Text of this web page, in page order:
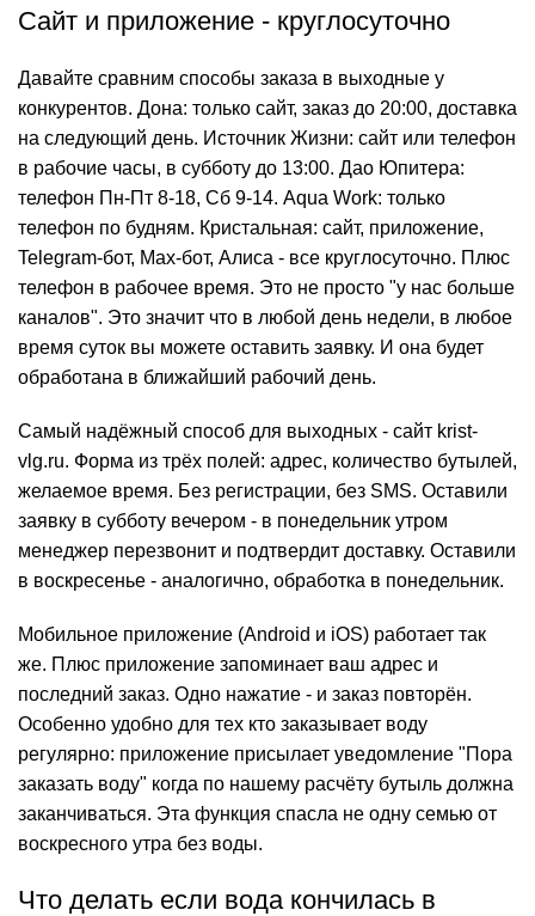
Сайт и приложение - круглосуточно
Давайте сравним способы заказа в выходные у
конкурентов. Дона: только сайт, заказ до 20:00, доставка
на следующий день. Источник Жизни: сайт или телефон
в рабочие часы, в субботу до 13:00. Дао Юпитера:
телефон Пн-Пт 8-18, Сб 9-14. Aqua Work: только
телефон по будням. Кристальная: сайт, приложение,
Telegram-бот, Max-бот, Алиса - все круглосуточно. Плюс
телефон в рабочее время. Это не просто "у нас больше
каналов". Это значит что в любой день недели, в любое
время суток вы можете оставить заявку. И она будет
обработана в ближайший рабочий день.
Самый надёжный способ для выходных - сайт krist-
vlg.ru. Форма из трёх полей: адрес, количество бутылей,
желаемое время. Без регистрации, без SMS. Оставили
заявку в субботу вечером - в понедельник утром
менеджер перезвонит и подтвердит доставку. Оставили
в воскресенье - аналогично, обработка в понедельник.
Мобильное приложение (Android и iOS) работает так
же. Плюс приложение запоминает ваш адрес и
последний заказ. Одно нажатие - и заказ повторён.
Особенно удобно для тех кто заказывает воду
регулярно: приложение присылает уведомление "Пора
заказать воду" когда по нашему расчёту бутыль должна
заканчиваться. Эта функция спасла не одну семью от
воскресного утра без воды.
Что делать если вода кончилась в